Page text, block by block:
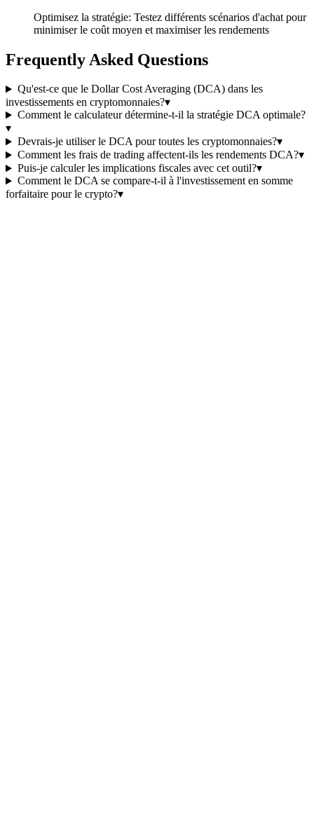
Optimisez la stratégie: Testez différents scénarios d'achat pour
minimiser le coût moyen et maximiser les rendements
Frequently Asked Questions
Qu'est-ce que le Dollar Cost Averaging (DCA) dans les
investissements en cryptomonnaies?▾
Comment le calculateur détermine-t-il la stratégie DCA optimale?
▾
Devrais-je utiliser le DCA pour toutes les cryptomonnaies?▾
Comment les frais de trading affectent-ils les rendements DCA?▾
Puis-je calculer les implications fiscales avec cet outil?▾
Comment le DCA se compare-t-il à l'investissement en somme
forfaitaire pour le crypto?▾